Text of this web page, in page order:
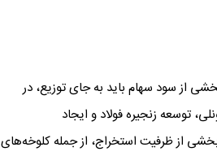
از سود سهام باید به جای توزیع، در
توسعه زنجیره فولاد و ایجاد
از ظرفیت استخراج، از جمله کلوخه‌های